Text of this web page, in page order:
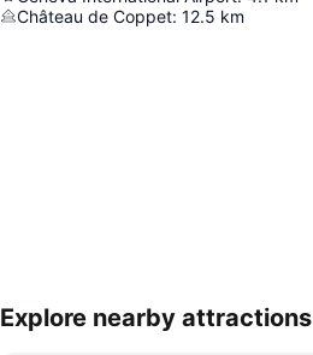
Château de Coppet: 12.5 km
地図を拡大
Explore nearby attractions